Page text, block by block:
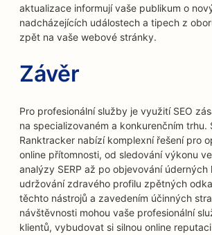
aktualizace informují vaše publikum o
nadcházejících událostech a tipech z
zpět na vaše webové stránky.
Závěr
Pro profesionální služby je využití SEO
na specializovaném a konkurenčním trhu.
Ranktracker nabízí komplexní řešení pro
online přítomnosti, od sledování výkonu
analýzy SERP až po objevování úderných
udržování zdravého profilu zpětných
těchto nástrojů a zavedením účinných
návštěvnosti mohou vaše profesionální
klientů, vybudovat si silnou online